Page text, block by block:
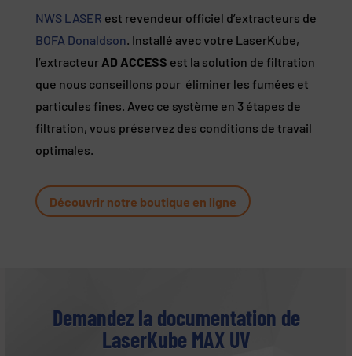
NWS LASER est revendeur officiel d’extracteurs de
BOFA Donaldson . Installé avec votre LaserKube,
l’extracteur AD ACCESS est la solution de filtration
que nous conseillons pour éliminer les fumées et
particules fines. Avec ce système en 3 étapes de
filtration, vous préservez des conditions de travail
optimales.
Découvrir notre boutique en ligne
Demandez la documentation de
LaserKube MAX UV